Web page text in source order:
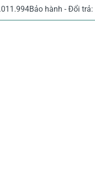
Bảo hành - Đổi trả: